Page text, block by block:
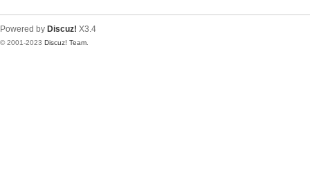
Powered by Discuz! X3.4
© 2001-2023 Discuz! Team